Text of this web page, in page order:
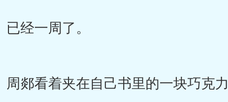
已经一周了。
周郯看着夹在自己书里的一块巧克力